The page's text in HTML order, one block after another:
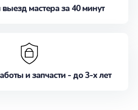
мастера за 40 минут
и запчасти - до 3-х лет